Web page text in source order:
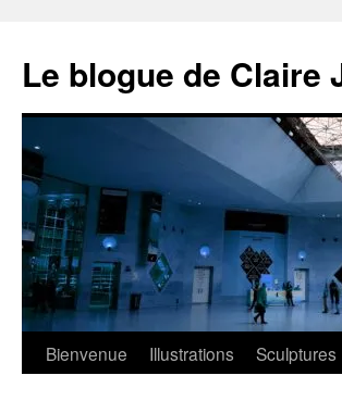
contenu
Le blogue de Claire
Bienvenue Illustrations Sculptures